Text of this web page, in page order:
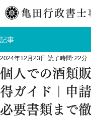
亀田行政書士
記事
個人での酒類
得ガイド｜申
必要書類まで
2024年12月23日 読了時間: 22分